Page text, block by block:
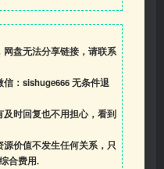
网盘无法分享链接，请联系
信：sishuge666 无条件退
时回复也不用担心，看到
价值不发生任何关系，只
合费用.